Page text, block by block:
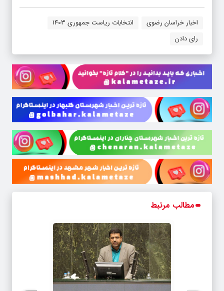
اخبار خراسان رضوی
انتخابات ریاست جمهوری 1403
رای دادن
مطالب مرتبط